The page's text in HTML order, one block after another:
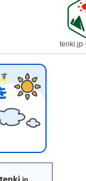
tenki.jp